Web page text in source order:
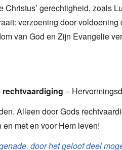
gerechtigheid, zoals
verzoening door
van God en Zijn Evangelie
rechtvaardiging –
Alleen door Gods
met en voor Hem leven!
door het geloof deel